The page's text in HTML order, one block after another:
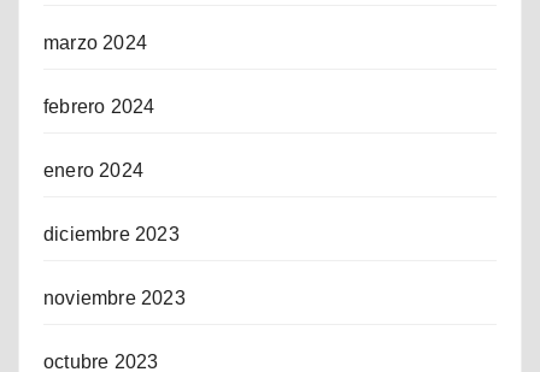
marzo 2024
febrero 2024
enero 2024
diciembre 2023
noviembre 2023
octubre 2023